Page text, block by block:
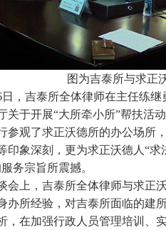
图为吉泰所与求正
，吉泰所全体律师在主任练继
于开展“大所牵小所”帮扶活
参观了求正沃德所的办公场所
印象深刻，更为求正沃德人“求
务宗旨所震撼。
上，吉泰所全体律师与求正
办所经验，对吉泰所面临的建
，在加强行政人员管理培训、